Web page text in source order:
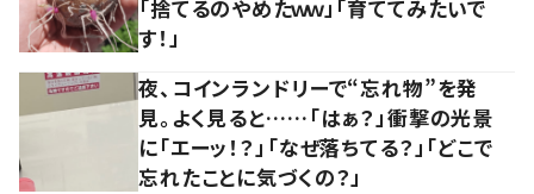
「捨てるのやめたｗｗ」「育ててみたいで
す！」
夜、コインランドリーで“忘れ物”を発
見。よく見ると……「はぁ？」衝撃の光景
に「エーッ！？」「なぜ落ちてる？」「どこで
忘れたことに気づくの？」